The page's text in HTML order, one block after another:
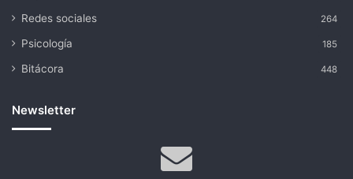
Redes sociales 264
Psicología 185
Bitácora 448
Newsletter